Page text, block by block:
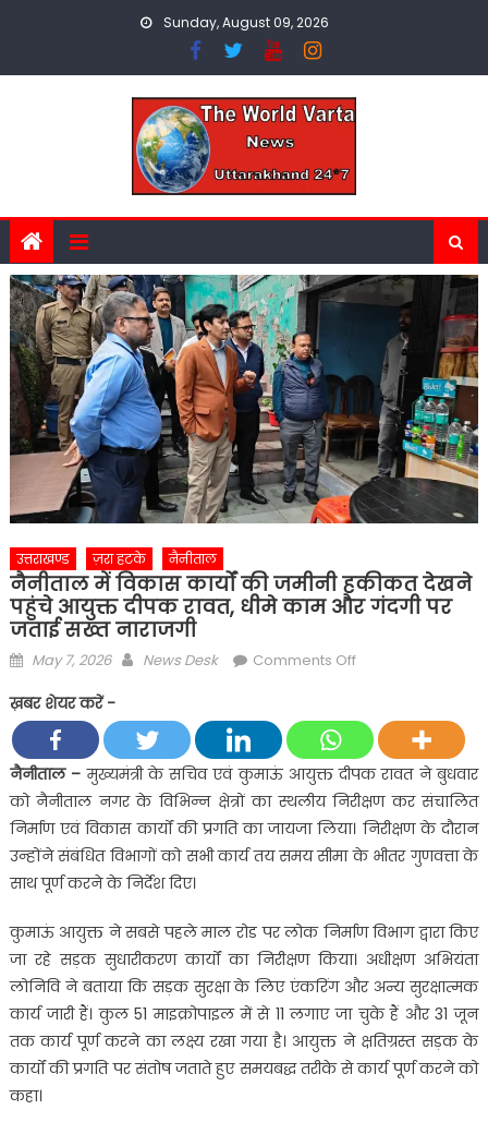
Sunday, August 09, 2026
उत्तराखण्ड ज़रा हटके नैनीताल
नैनीताल में विकास कार्यों की जमीनी हकीकत देखने
पहुंचे आयुक्त दीपक रावत, धीमे काम और गंदगी पर
जताई सख्त नाराजगी
Posted
May 7, 2026 Author
News Desk Comments Offon
विकास
कार्यों
की
जमीनी
हकीकत
देखने
दीपक
रावत,
धीमे
काम
और
गंदगी
ख़बर शेयर करें -
नैनीताल – मुख्यमंत्री के सचिव एवं कुमाऊं आयुक्त दीपक रावत ने बुधवार
को नैनीताल नगर के विभिन्न क्षेत्रों का स्थलीय निरीक्षण कर संचालित
निर्माण एवं विकास कार्यों की प्रगति का जायजा लिया। निरीक्षण के दौरान
उन्होंने संबंधित विभागों को सभी कार्य तय समय सीमा के भीतर गुणवत्ता के
साथ पूर्ण करने के निर्देश दिए।
कुमाऊं आयुक्त ने सबसे पहले माल रोड पर लोक निर्माण विभाग द्वारा किए
जा रहे सड़क सुधारीकरण कार्यों का निरीक्षण किया। अधीक्षण अभियंता
लोनिवि ने बताया कि सड़क सुरक्षा के लिए एंकरिंग और अन्य सुरक्षात्मक
कार्य जारी हैं। कुल 51 माइक्रोपाइल में से 11 लगाए जा चुके हैं और 31 जून
तक कार्य पूर्ण करने का लक्ष्य रखा गया है। आयुक्त ने क्षतिग्रस्त सड़क के
कार्यों की प्रगति पर संतोष जताते हुए समयबद्ध तरीके से कार्य पूर्ण करने को
कहा।